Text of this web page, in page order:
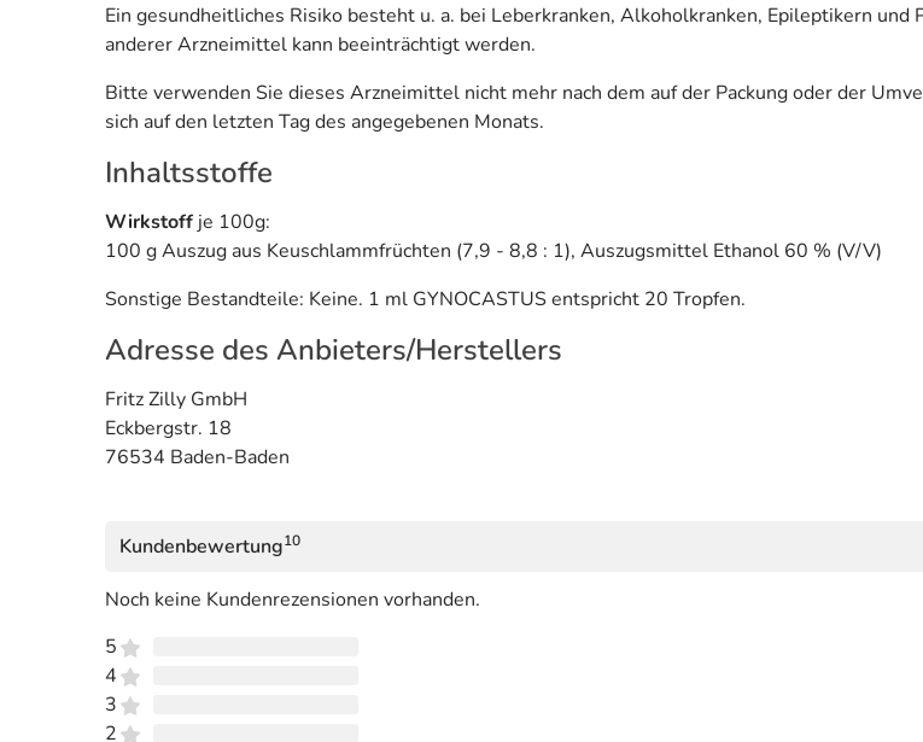
Ein gesundheitliches Risiko besteht u. a. bei Leberkranken, Alkoholkranken, Epileptikern
anderer Arzneimittel kann beeinträchtigt werden.
Bitte verwenden Sie dieses Arzneimittel nicht mehr nach dem auf der Packung oder der
sich auf den letzten Tag des angegebenen Monats.
Inhaltsstoffe
Wirkstoff je 100g:
100 g Auszug aus Keuschlammfrüchten (7,9 - 8,8 : 1), Auszugsmittel Ethanol 60 % (V/V)
Sonstige Bestandteile: Keine. 1 ml GYNOCASTUS entspricht 20 Tropfen.
Adresse des Anbieters/Herstellers
Fritz Zilly GmbH
Eckbergstr. 18
76534 Baden-Baden
Kundenbewertung10
Noch keine Kundenrezensionen vorhanden.
5
4
3
2